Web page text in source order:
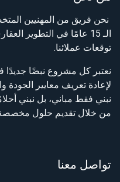
نحن فريق من المهنيين
الـ 15 عامًا في التطوير
توقعات عملائنا.
نعتبر كل مشروع نبضًا
لإعادة تعريف معايير الجودة
نبني فقط مباني، بل نبني
من خلال تقديم حلول مخصصة
تواصل معنا